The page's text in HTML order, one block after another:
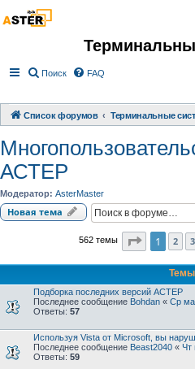
Поиск FAQ
Список форумов Терминальные
АСТЕР
Модератор: AsterMaster
Новая тема
562 темы Страница1
1 2 3
Темы
Подборка последних версий АСТЕР
Последнее сообщение Bohdan « Ср
Ответы: 57
Используя Vista от Microsoft, вы
Последнее сообщение Beast2040 « Чт
Ответы: 59